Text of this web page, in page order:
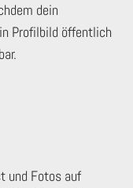
dein
Profilbild öffentlich
und Fotos auf